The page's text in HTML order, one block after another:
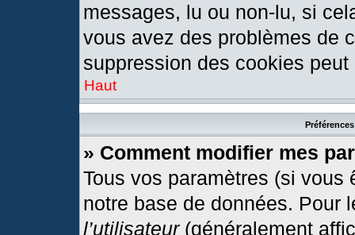
messages, lu ou non-lu, si
vous avez des problèmes de
suppression des cookies peut
Haut
» Comment modifier mes
Tous vos paramètres (si
notre base de données. Pour
l’utilisateur(généralement